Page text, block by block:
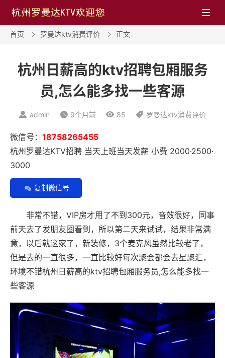

首页  罗曼达ktv消费评价  正文
杭州日薪高的ktv招聘包厢服务
员,怎么能多找一些客源
 admin  9个月前  85  罗曼达ktv消费评价
微信号： 18758265455
杭州罗曼达KTV招聘 当天上班当天发薪 小费 2000·2500·
3000
复制微信号
非常不错，VIP房才用了不到300元，音效很好，同事
前天去了发朋友圈看到，所以第二天来试试，结果非常满
意，以后就这家了，新装修，3个麦克风虽然比较老了，
但是去的一直很多，一直比较好每次聚会都会去星聚汇，
环境不错杭州日薪高的ktv招聘包厢服务员,怎么能多找一
些客源